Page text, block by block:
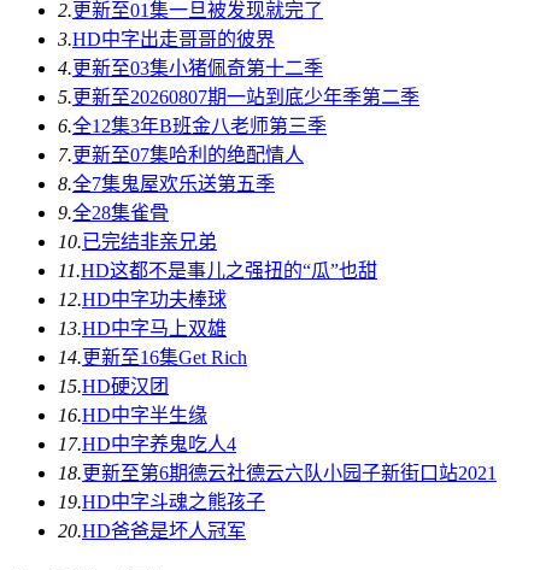
2.更新至01集一旦被发现就完了
3.HD中字出走哥哥的彼界
4.更新至03集小猪佩奇第十二季
5.更新至20260807期一站到底少年季第二季
6.全12集3年B班金八老师第三季
7.更新至07集哈利的绝配情人
8.全7集鬼屋欢乐送第五季
9.全28集雀骨
10.已完结非亲兄弟
11.HD这都不是事儿之强扭的“瓜”也甜
12.HD中字功夫棒球
13.HD中字马上双雄
14.更新至16集Get Rich
15.HD硬汉团
16.HD中字半生缘
17.HD中字养鬼吃人4
18.更新至第6期德云社德云六队小园子新街口站2021
19.HD中字斗魂之熊孩子
20.HD爸爸是坏人冠军